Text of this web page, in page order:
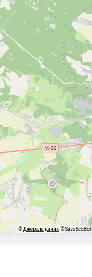
© Джерела даних © SaveEcoBot